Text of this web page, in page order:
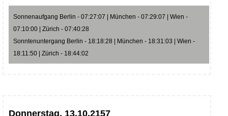
Sonnenaufgang Berlin - 07:27:07 | München - 07:29:07 | Wien -
07:10:00 | Zürich - 07:40:28
Sonntenuntergang Berlin - 18:18:28 | München - 18:31:03 | Wien -
18:11:50 | Zürich - 18:44:02
Donnerstag, 13.10.2157